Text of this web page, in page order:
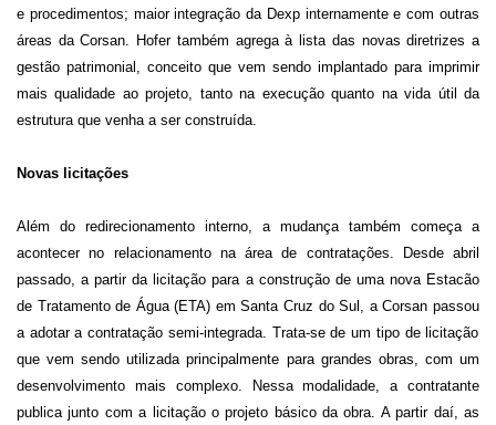
e procedimentos; maiorintegração da Dexp internamente e com outras
áreas da Corsan. Hofer também agrega à lista das novas diretrizes a
gestão patrimonial, conceito que vem sendo implantado para imprimir
mais qualidade ao projeto, tanto na execução quanto na vida útil da
estrutura que venha a ser construída.
Novas licitações
Além do redirecionamento interno, a mudança também começa a
acontecer no relacionamento na área de contratações. Desde abril
passado, a partir da licitaçãopara a construção de uma nova Estacão
de Tratamento de Água (ETA) em Santa Cruz do Sul, a Corsanpassou
a adotar a contratação semi-integrada. Trata-se de um tipo de licitação
que vem sendo utilizada principalmente para grandes obras, com um
desenvolvimento mais complexo. Nessa modalidade, a contratante
publica junto com a licitação o projeto básico da obra. A partir daí, as